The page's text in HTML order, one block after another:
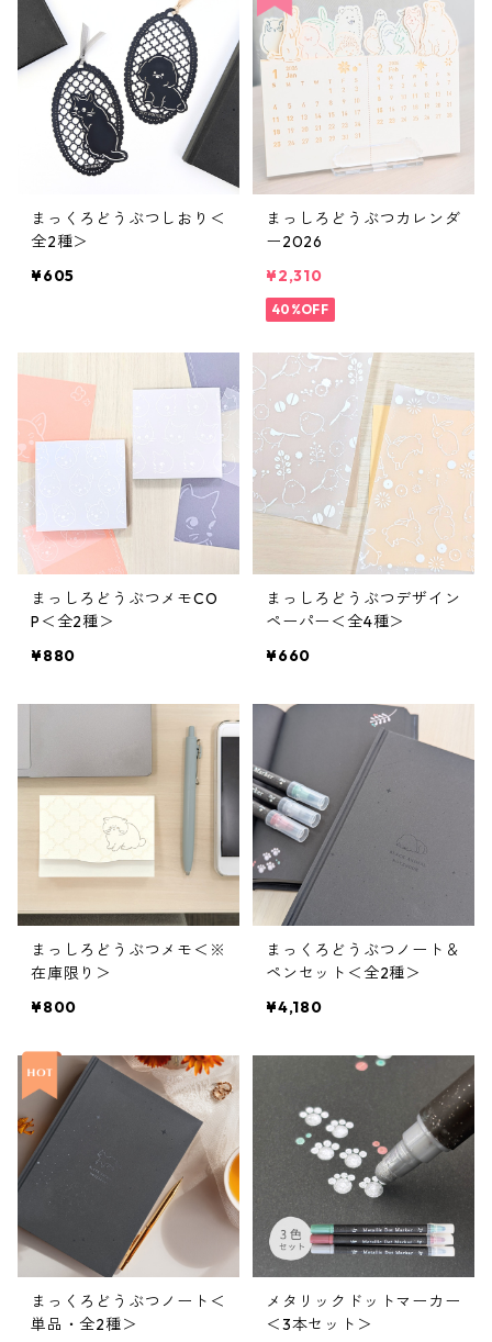
まっくろどうぶつしおり＜
全2種＞
¥605
まっしろどうぶつカレンダ
ー2026
¥2,310
40%OFF
まっしろどうぶつメモCO
P＜全2種＞
¥880
まっしろどうぶつデザイン
ペーパー＜全4種＞
¥660
まっしろどうぶつメモ＜※
在庫限り＞
¥800
まっくろどうぶつノート＆
ペンセット＜全2種＞
¥4,180
まっくろどうぶつノート＜
単品・全2種＞
メタリックドットマーカー
＜3本セット＞